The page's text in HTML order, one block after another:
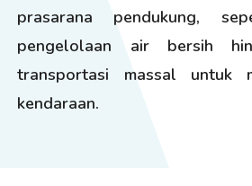
prasarana pendukung,
pengelolaan air bersih
transportasi massal untuk
kendaraan.